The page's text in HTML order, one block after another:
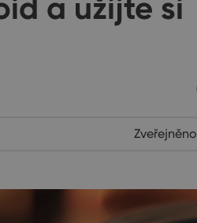
a užijte si
Zveřejněno